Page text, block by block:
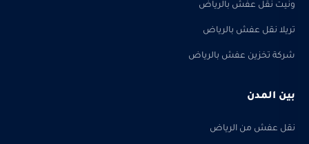
ونيت نقل عفش بالرياض
تريلا نقل عفش بالرياض
شركة تخزين عفش بالرياض
بين المدن
نقل عفش من الرياض